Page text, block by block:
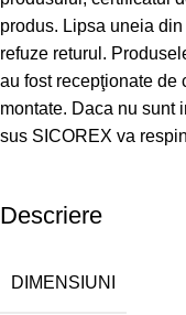
produs. Lipsa uneia
refuze returul.
au fost recepţionate de
montate. Daca nu sunt
sus SICOREX va
Descriere
DIMENSIUNI